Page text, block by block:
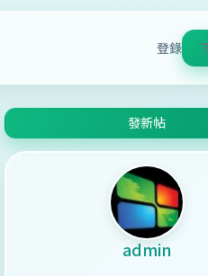
登錄
發新帖
admin